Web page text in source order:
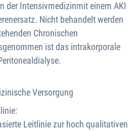
der Intensivmedizinmit einem AKI
Nicht behandelt werden
Chronischen
ist das intrakorporale
Versorgung
Leitlinie zur hoch qualitativen